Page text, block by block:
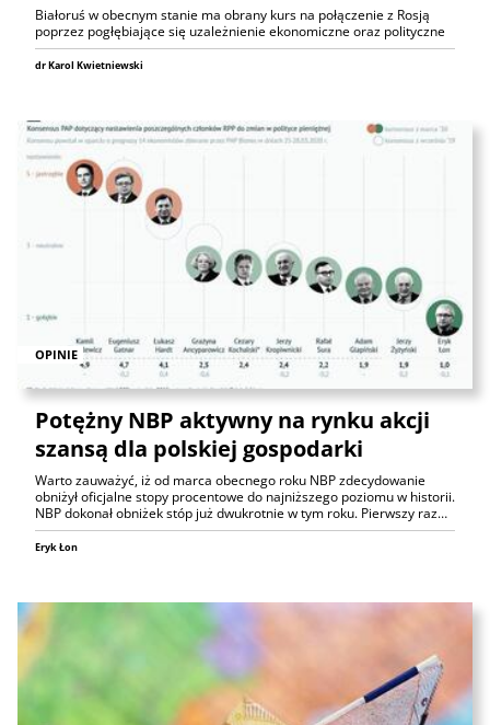
Białoruś w obecnym stanie ma obrany kurs na połączenie z Rosją
poprzez pogłębiające się uzależnienie ekonomiczne oraz polityczne
dr Karol Kwietniewski
OPINIE
Potężny NBP aktywny na rynku akcji
szansą dla polskiej gospodarki
Warto zauważyć, iż od marca obecnego roku NBP zdecydowanie
obniżył oficjalne stopy procentowe do najniższego poziomu w historii.
NBP dokonał obniżek stóp już dwukrotnie w tym roku. Pierwszy raz…
Eryk Łon